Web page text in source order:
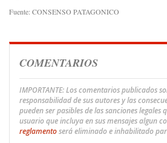
Fuente: CONSENSO PATAGONICO
COMENTARIOS
IMPORTANTE: Los comentarios publicados
responsabilidad de sus autores y las
pueden ser pasibles de las sanciones legales
usuario que incluya en sus mensajes algun
reglamentoserá eliminado e inhabilitado